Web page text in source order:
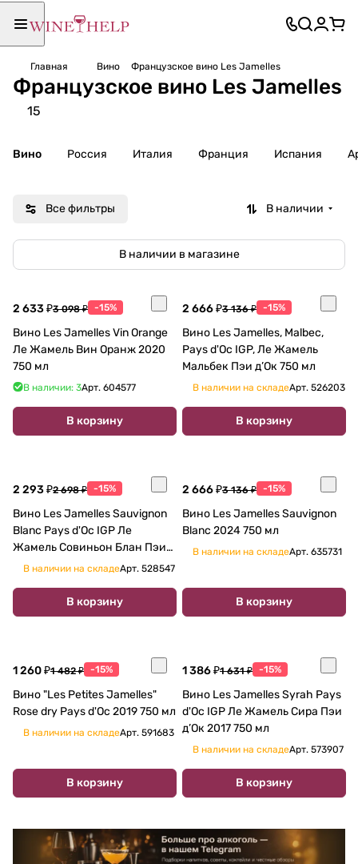
Главная Вино Французское вино Les Jamelles
Французское вино Les Jamelles
15
Вино Россия Италия Франция Испания
Все фильтры В наличии
В наличии в магазине
2 633 ₽3 098 ₽ -15%
Вино Les Jamelles Vin Orange
Ле Жамель Вин Оранж 2020
750 мл
В наличии: 3Арт. 604577
В корзину
2 666 ₽3 136 ₽ -15%
Вино Les Jamelles, Malbec,
Pays d'Oc IGP, Ле Жамель
Мальбек Пэи д’Ок 750 мл
В наличии на складеАрт. 526203
В корзину
2 293 ₽2 698 ₽ -15%
Вино Les Jamelles Sauvignon
Blanc Pays d'Oc IGP Ле
Жамель Совиньон Блан Пэи
д’Ок 2025 750 мл
В наличии на складеАрт. 528547
В корзину
2 666 ₽3 136 ₽ -15%
Вино Les Jamelles Sauvignon
Blanc 2024 750 мл
В наличии на складеАрт. 635731
В корзину
1 260 ₽1 482 ₽ -15%
Вино "Les Petites Jamelles"
Rose dry Pays d'Oc 2019 750 мл
В наличии на складеАрт. 591683
В корзину
1 386 ₽1 631 ₽ -15%
Вино Les Jamelles Syrah Pays
d'Oc IGP Ле Жамель Сира Пэи
д’Ок 2017 750 мл
В наличии на складеАрт. 573907
В корзину